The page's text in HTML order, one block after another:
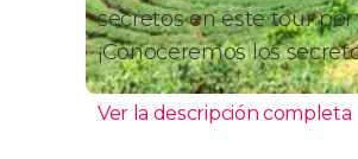
secretos en este tour
¡Conoceremos los
Ver la descripción completa